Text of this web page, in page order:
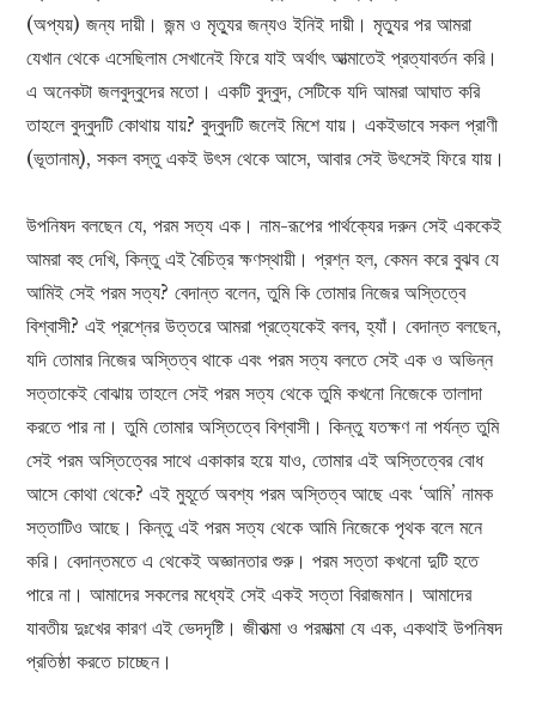
(অপ্যয়) জন্য দায়ী। জন্ম ও মৃত্যুর জন্যও ইনিই দায়ী। মৃত্যুর পর আমরা
যেখান থেকে এসেছিলাম সেখানেই ফিরে যাই অর্থাৎ আত্মাতেই প্রত্যাবর্তন করি।
এ অনেকটা জলবুদ্বুদের মতো। একটি বুদ্বুদ, সেটিকে যদি আমরা আঘাত করি
তাহলে বুদ্বুদটি কোথায় যায়? বুদ্বুদটি জলেই মিশে যায়। একইভাবে সকল প্রাণী
(ভূতানাম্‌), সকল বস্তু একই উৎস থেকে আসে, আবার সেই উৎসেই ফিরে যায়।
উপনিষদ বলছেন যে, পরম সত্য এক। নাম-রূপের পার্থক্যের দরুন সেই এককেই
আমরা বহু দেখি, কিন্তু এই বৈচিত্র ক্ষণস্থায়ী। প্রশ্ন হল, কেমন করে বুঝব যে
আমিই সেই পরম সত্য? বেদান্ত বলেন, তুমি কি তোমার নিজের অস্তিত্বে
বিশ্বাসী? এই প্রশ্নের উত্তরে আমরা প্রত্যেকেই বলব, হ্যাঁ। বেদান্ত বলছেন,
যদি তোমার নিজের অস্তিত্ব থাকে এবং পরম সত্য বলতে সেই এক ও অভিন্ন
সত্তাকেই বোঝায় তাহলে সেই পরম সত্য থেকে তুমি কখনো নিজেকে তালাদা
করতে পার না। তুমি তোমার অস্তিত্বে বিশ্বাসী। কিন্তু যতক্ষণ না পর্যন্ত তুমি
সেই পরম অস্তিত্বের সাথে একাকার হয়ে যাও, তোমার এই অস্তিত্বের বোধ
আসে কোথা থেকে? এই মুহূর্তে অবশ্য পরম অস্তিত্ব আছে এবং ‘আমি’ নামক
সত্তাটিও আছে। কিন্তু এই পরম সত্য থেকে আমি নিজেকে পৃথক বলে মনে
করি। বেদান্তমতে এ থেকেই অজ্ঞানতার শুরু। পরম সত্তা কখনো দুটি হতে
পারে না। আমাদের সকলের মধ্যেই সেই একই সত্তা বিরাজমান। আমাদের
যাবতীয় দুঃখের কারণ এই ভেদদৃষ্টি। জীবাত্মা ও পরমাত্মা যে এক, একথাই উপনিষদ
প্রতিষ্ঠা করতে চাচ্ছেন।